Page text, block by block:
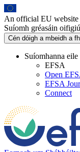
Skip
to
main
content
An official EU website
Suíomh gréasáin
Cén dóigh a mbeidh a
Suíomhanna eile
EFSA
Open
EFSA
Connect